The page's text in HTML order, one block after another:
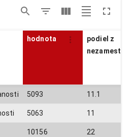
hodnota
podiel z
5093 11.1
5063 11
10156 22